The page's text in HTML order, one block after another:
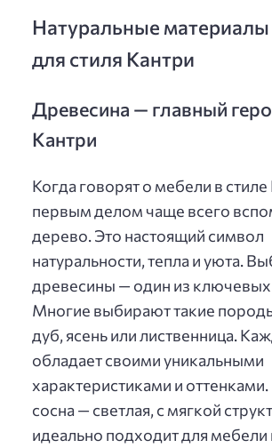
Натуральные
для стиля Кантри
Древесина — главный
Кантри
Когда говорят о мебели в стиле
первым делом чаще всего
дерево. Это настоящий символ
натуральности, тепла и уюта.
древесины — один из
Многие выбирают такие
дуб, ясень или лиственница.
обладает своими уникальными
характеристиками и
сосна — светлая, с мягкой
идеально подходит для мебели